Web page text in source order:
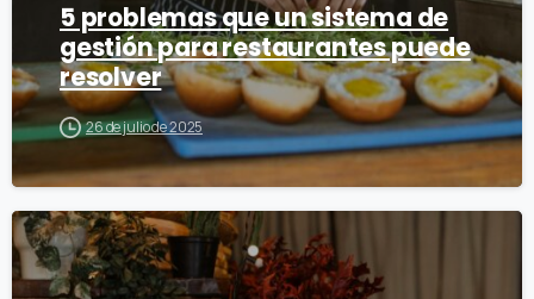
5 problemas que un sistema de
gestión para restaurantes puede
resolver
26 de julio de 2025